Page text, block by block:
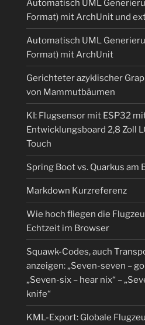
Automatisch UML
Format) mit ArchUnit und
Automatisch UML
Format) mit ArchUnit
Gerichteter azyklischer
von Mammutbäumen
KI: Flugsensor mit ESP32
Entwicklungsboard 2,8 Zoll
Touch
Spring Boot vs. Quarkus am
Markdown Kurzreferenz
Wie hoch fliegen die
Echtzeit im Browser
Squawk-Codes, auch
anzeigen: „Seven-seven –
„Seven-six – hear nix“ –
knife“
KML-Export: Globale